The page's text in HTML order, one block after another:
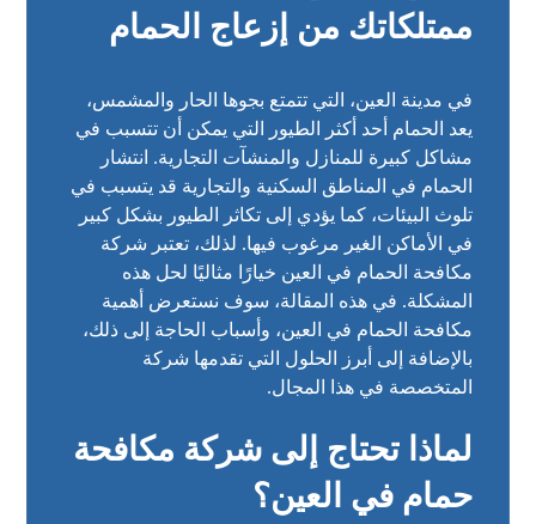
ممتلكاتك من إزعاج الحمام
في مدينة العين، التي تتمتع بجوها الحار والمشمس،
يعد الحمام أحد أكثر الطيور التي يمكن أن تتسبب في
مشاكل كبيرة للمنازل والمنشآت التجارية. انتشار
الحمام في المناطق السكنية والتجارية قد يتسبب في
تلوث البيئات، كما يؤدي إلى تكاثر الطيور بشكل كبير
في الأماكن الغير مرغوب فيها. لذلك، تعتبر شركة
مكافحة الحمام في العين خيارًا مثاليًا لحل هذه
المشكلة. في هذه المقالة، سوف نستعرض أهمية
مكافحة الحمام في العين، وأسباب الحاجة إلى ذلك،
بالإضافة إلى أبرز الحلول التي تقدمها شركة
المتخصصة في هذا المجال.
لماذا تحتاج إلى شركة مكافحة
حمام في العين؟